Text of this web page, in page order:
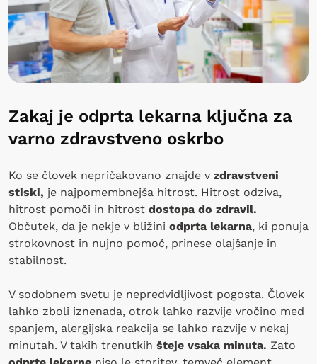
Zakaj je odprta lekarna ključna za
varno zdravstveno oskrbo
Ko se človek nepričakovano znajde v zdravstveni
stiski, je najpomembnejša hitrost. Hitrost odziva,
hitrost pomoči in hitrost dostopa do zdravil.
Občutek, da je nekje v bližini odprta lekarna, ki ponuja
strokovnost in nujno pomoč, prinese olajšanje in
stabilnost.
V sodobnem svetu je nepredvidljivost pogosta. Človek
lahko zboli iznenada, otrok lahko razvije vročino med
spanjem, alergijska reakcija se lahko razvije v nekaj
minutah. V takih trenutkih šteje vsaka minuta. Zato